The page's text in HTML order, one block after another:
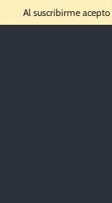
Al suscribirme